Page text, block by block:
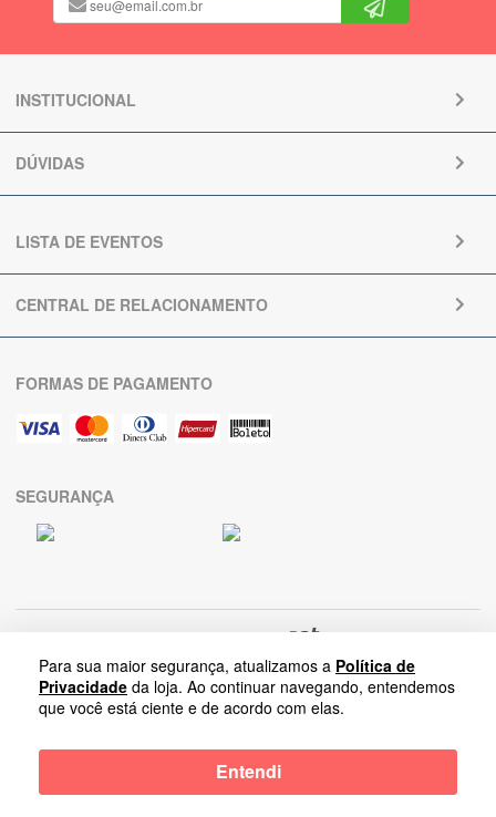
Para sua maior segurança, atualizamos a Política de
Privacidade da loja. Ao continuar navegando, entendemos
que você está ciente e de acordo com elas.
Entendi
INSTITUCIONAL
DÚVIDAS
LISTA DE EVENTOS
CENTRAL DE RELACIONAMENTO
FORMAS DE PAGAMENTO
SEGURANÇA